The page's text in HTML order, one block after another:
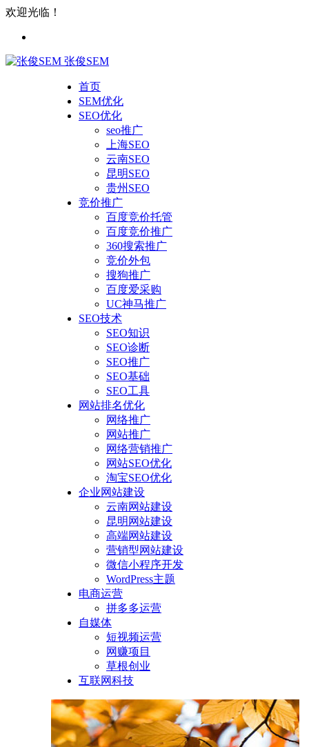
欢迎光临！
张俊SEM
首页
SEM优化
SEO优化
seo推广
上海SEO
云南SEO
昆明SEO
贵州SEO
竞价推广
百度竞价托管
百度竞价推广
360搜索推广
竞价外包
搜狗推广
百度爱采购
UC神马推广
SEO技术
SEO知识
SEO诊断
SEO推广
SEO基础
SEO工具
网站排名优化
网络推广
网站推广
网络营销推广
网站SEO优化
淘宝SEO优化
企业网站建设
云南网站建设
昆明网站建设
高端网站建设
营销型网站建设
微信小程序开发
WordPress主题
电商运营
拼多多运营
自媒体
短视频运营
网赚项目
草根创业
互联网科技